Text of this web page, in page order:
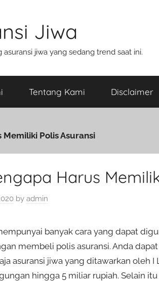
Jiwa
jiwa yang sedang trend saat ini.
Tentang Kami Disclaimer
Memiliki Polis Asuransi
Harus
by admin
banyak cara yang dapat
membeli polis asuransi. Anda
asuransi jiwa yang ditawarkan oleh
hingga 5 miliar rupiah. Selain